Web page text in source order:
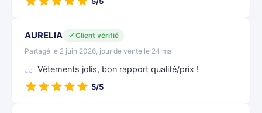
AURELIA
Client vérifié
Partagé le 2 juin 2026, jour de vente le 24 mai
Vêtements jolis, bon rapport qualité/prix !
5/5